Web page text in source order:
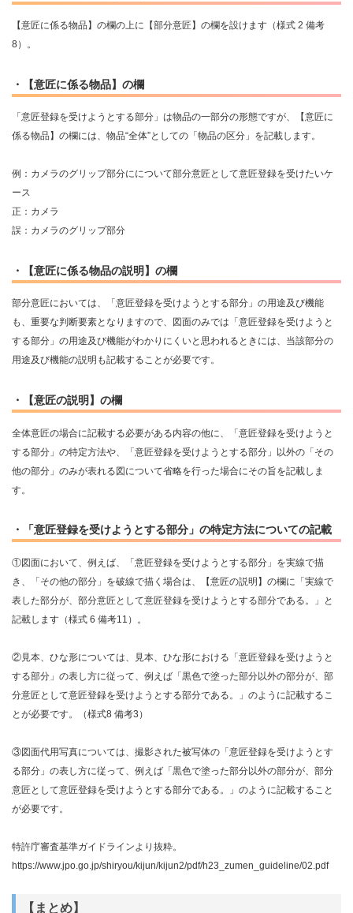
【意匠に係る物品】の欄の上に【部分意匠】の欄を設けます（様式 2 備考
8）。
・【意匠に係る物品】の欄
「意匠登録を受けようとする部分」は物品の一部分の形態ですが、【意匠に
係る物品】の欄には、物品“全体”としての「物品の区分」を記載します。
例：カメラのグリップ部分にについて部分意匠として意匠登録を受けたいケ
ース
正：カメラ
誤：カメラのグリップ部分
・【意匠に係る物品の説明】の欄
部分意匠においては、「意匠登録を受けようとする部分」の用途及び機能
も、重要な判断要素となりますので、図面のみでは「意匠登録を受けようと
する部分」の用途及び機能がわかりにくいと思われるときには、当該部分の
用途及び機能の説明も記載することが必要です。
・【意匠の説明】の欄
全体意匠の場合に記載する必要がある内容の他に、「意匠登録を受けようと
する部分」の特定方法や、「意匠登録を受けようとする部分」以外の「その
他の部分」のみが表れる図について省略を行った場合にその旨を記載しま
す。
・「意匠登録を受けようとする部分」の特定方法についての記載
①図面において、例えば、「意匠登録を受けようとする部分」を実線で描
き、「その他の部分」を破線で描く場合は、【意匠の説明】の欄に「実線で
表した部分が、部分意匠として意匠登録を受けようとする部分である。」と
記載します（様式 6 備考11）。
②見本、ひな形については、見本、ひな形における「意匠登録を受けようと
する部分」の表し方に従って、例えば「黒色で塗った部分以外の部分が、部
分意匠として意匠登録を受けようとする部分である。」のように記載するこ
とが必要です。（様式8 備考3）
③図面代用写真については、撮影された被写体の「意匠登録を受けようとす
る部分」の表し方に従って、例えば「黒色で塗った部分以外の部分が、部分
意匠として意匠登録を受けようとする部分である。」のように記載すること
が必要です。
特許庁審査基準ガイドラインより抜粋。
https://www.jpo.go.jp/shiryou/kijun/kijun2/pdf/h23_zumen_guideline/02.pdf
【まとめ】